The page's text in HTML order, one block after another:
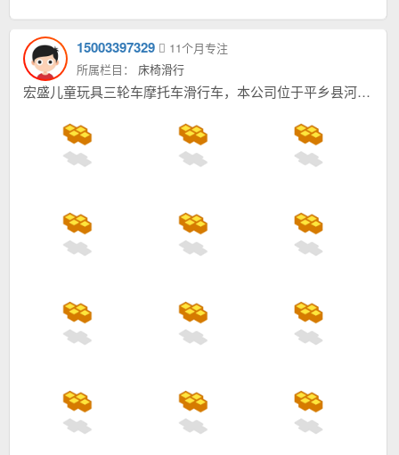
15003397329
11个月专注
所属栏目： 床椅滑行
宏盛儿童玩具三轮车摩托车滑行车，本公司位于平乡县河古庙开发区，联系电话15003397329，主要生产儿童滑行车，三轮车，滑梯。我公司始终以优质的产品质量和周到的售后服务，以及先进的开发能力。赢得广大国内外客户一致好评，欢迎大家进货首先联系我们，合作共赢,